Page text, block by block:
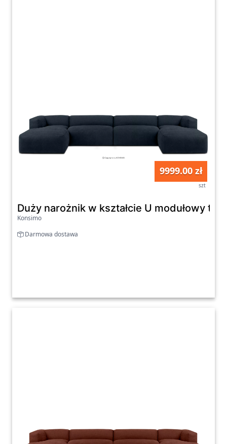
9999.00 zł
szt
Duży narożnik w kształcie U modułowy
Konsimo
Darmowa dostawa